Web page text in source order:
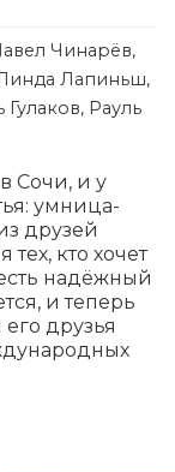
Чинарёв,
Лапиньш,
Гулаков, Рауль
Сочи, и у
умница-
друзей
кто хочет
надёжный
и теперь
друзья